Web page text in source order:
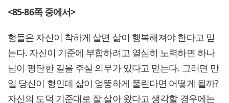
<85-86쪽 중에서>
형들은 자신이 착하게 살면 삶이 행복해져야 한다고 믿
는다. 자신이 기준에 부합하려고 열심히 노력하면 하나
님이 평탄한 길을 주실 의무가 있다고 믿는다. 그러면 만
일 당신이 형인데 삶이 엉뚱하게 풀린다면 어떻게 될까?
자신의 도덕 기준대로 잘 살아 왔다고 생각할 경우에는